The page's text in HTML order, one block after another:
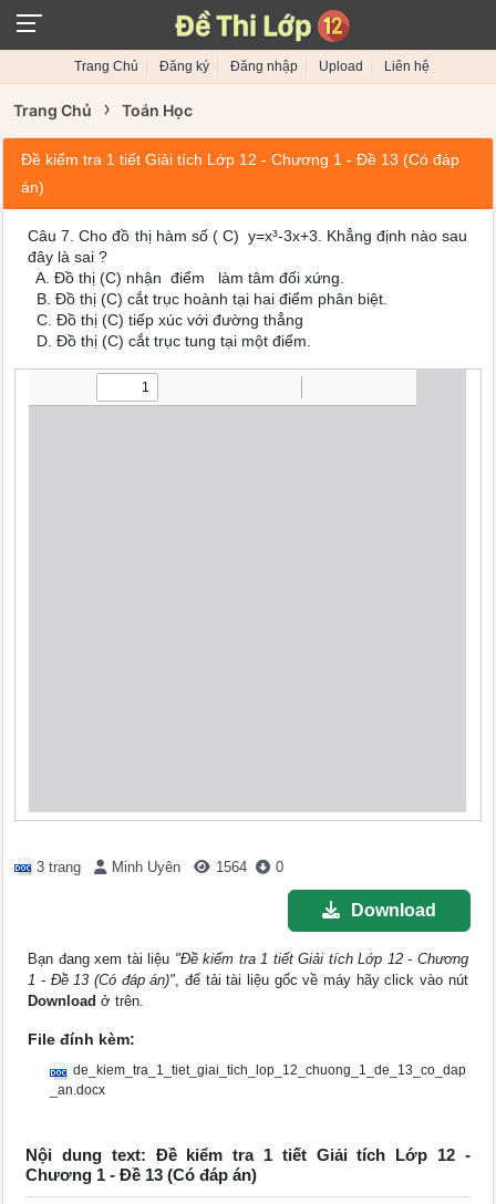
Trang Chủ Đăng ký Đăng nhập Upload Liên hệ
Trang Chủ › Toán Học
Đề kiểm tra 1 tiết Giải tích Lớp 12 - Chương 1 - Đề 13 (Có đáp
án)
Câu 7. Cho đồ thị hàm số ( C) y=x³-3x+3. Khẳng định nào sau
đây là sai ?
A. Đồ thị (C) nhận điểm làm tâm đối xứng.
B. Đồ thị (C) cắt trục hoành tại hai điểm phân biệt.
C. Đồ thị (C) tiếp xúc với đường thẳng
D. Đồ thị (C) cắt trục tung tại một điểm.
3 trang Minh Uyên 1564 0
Download
Bạn đang xem tài liệu "Đề kiểm tra 1 tiết Giải tích Lớp 12 - Chương
1 - Đề 13 (Có đáp án)", để tải tài liệu gốc về máy hãy click vào nút
Download ở trên.
File đính kèm:
de_kiem_tra_1_tiet_giai_tich_lop_12_chuong_1_de_13_co_dap
_an.docx
Nội dung text: Đề kiểm tra 1 tiết Giải tích Lớp 12 -
Chương 1 - Đề 13 (Có đáp án)